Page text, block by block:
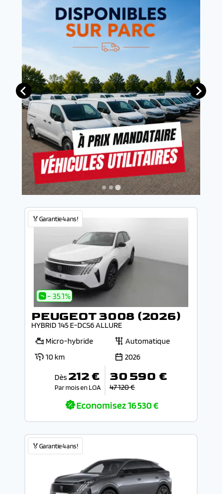
🏅Garantie 4 ans !
- 35.1%
PEUGEOT 3008 (2026)
HYBRID 145 E-DCS6 ALLURE
Micro-hybride
Automatique
10 km
2026
Dès 212 €
Par mois en LOA
30 590 €
47 120 €
Economisez16 530 €
🏅Garantie 4 ans !